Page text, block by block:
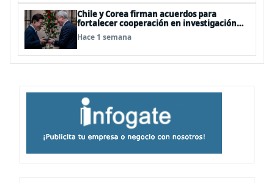
Chile y Corea firman acuerdos para
fortalecer cooperación en investigación
antártica, minería, seguridad
Hace 1 semana